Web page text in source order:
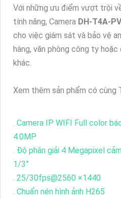
Với những ưu điểm vượt trội
tính năng, Camera DH-T4A-
cho việc giám sát và bảo vệ
hàng, văn phòng công ty
khác.
Xem thêm sản phẩm có cùng
. Camera IP WIFI Full color
4.0MP
. Độ phân giải 4 Megapixel
1/3”
. 25/30fps@2560 ×1440
. Chuẩn nén hình ảnh H265